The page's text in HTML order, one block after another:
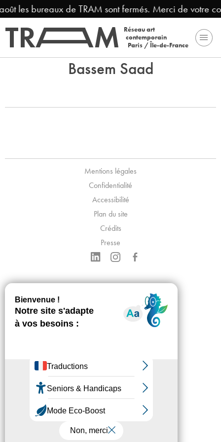
les bureaux de TRAM sont fermés. Merci de votre
Réseau art
contemporain
Paris / Île-de-France
Bassem Saad
Mentions légales
Confidentialité
Accessibilité
Plan du site
Crédits
Presse